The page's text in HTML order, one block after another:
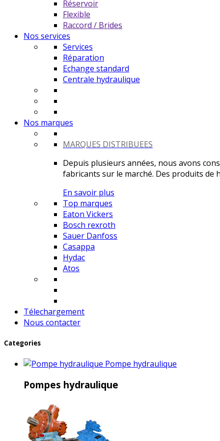
Réservoir
Flexible
Raccord / Brides
Nos services
Services
Réparation
Echange standard
Centrale hydraulique
Nos marques
MARQUES DISTRIBUEES
Depuis plusieurs années, nous avons
fabricants sur le marché. Des produits de
En savoir plus
Top marques
Eaton Vickers
Bosch rexroth
Sauer Danfoss
Casappa
Hydac
Atos
Télechargement
Nous contacter
Categories
Pompe hydraulique
Pompes hydraulique